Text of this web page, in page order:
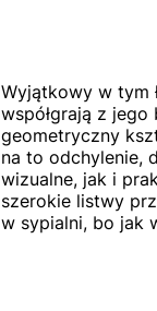
Wyjątkowy w tym
współgrają z jego
geometryczny
na to odchylenie,
wizualne, jak i
szerokie listwy
w sypialni, bo jak